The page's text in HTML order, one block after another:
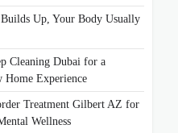
Builds Up, Your Body Usually
Cleaning Dubai for a
Home Experience
Treatment Gilbert AZ for
Wellness